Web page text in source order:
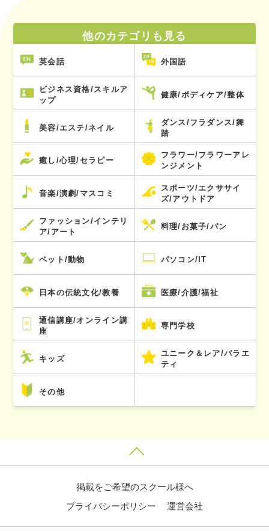
他のカテゴリも見る
英会話 外国語
ビジネス資格/スキルア
ップ
健康/ボディケア/整体
美容/エステ/ネイル
ダンス/フラダンス/舞
踏
癒し/心理/セラピー
フラワー/フラワーアレ
ンジメント
音楽/演劇/マスコミ
スポーツ/エクササイ
ズ/アウトドア
ファッション/インテリ
ア/アート
料理/お菓子/パン
ペット/動物 パソコン/IT
日本の伝統文化/教養 医療/介護/福祉
通信講座/オンライン講
座
専門学校
キッズ
ユニーク＆レア/バラエ
ティ
その他
掲載をご希望のスクール様へ
プライバシーポリシー
運営会社